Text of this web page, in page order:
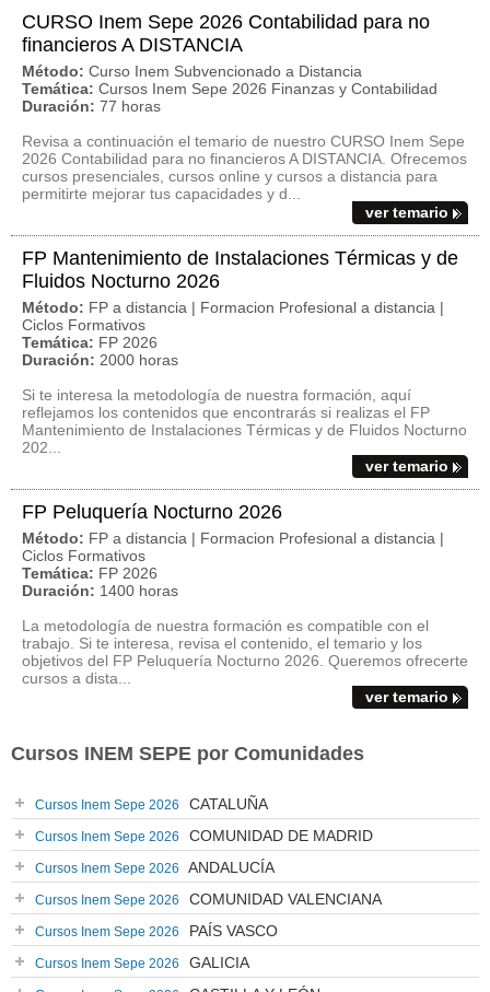
CURSO Inem Sepe 2026 Contabilidad para no
financieros A DISTANCIA
Método: Curso Inem Subvencionado a Distancia
Temática: Cursos Inem Sepe 2026 Finanzas y Contabilidad
Duración: 77 horas
Revisa a continuación el temario de nuestro CURSO Inem Sepe
2026 Contabilidad para no financieros A DISTANCIA. Ofrecemos
cursos presenciales, cursos online y cursos a distancia para
permitirte mejorar tus capacidades y d...
ver temario
FP Mantenimiento de Instalaciones Térmicas y de
Fluidos Nocturno 2026
Método: FP a distancia | Formacion Profesional a distancia |
Ciclos Formativos
Temática: FP 2026
Duración: 2000 horas
Si te interesa la metodología de nuestra formación, aquí
reflejamos los contenidos que encontrarás si realizas el FP
Mantenimiento de Instalaciones Térmicas y de Fluidos Nocturno
202...
ver temario
FP Peluquería Nocturno 2026
Método: FP a distancia | Formacion Profesional a distancia |
Ciclos Formativos
Temática: FP 2026
Duración: 1400 horas
La metodología de nuestra formación es compatible con el
trabajo. Si te interesa, revisa el contenido, el temario y los
objetivos del FP Peluquería Nocturno 2026. Queremos ofrecerte
cursos a dista...
ver temario
Cursos INEM SEPE por Comunidades
Cursos Inem Sepe 2026 CATALUÑA
Cursos Inem Sepe 2026 COMUNIDAD DE MADRID
Cursos Inem Sepe 2026 ANDALUCÍA
Cursos Inem Sepe 2026 COMUNIDAD VALENCIANA
Cursos Inem Sepe 2026 PAÍS VASCO
Cursos Inem Sepe 2026 GALICIA